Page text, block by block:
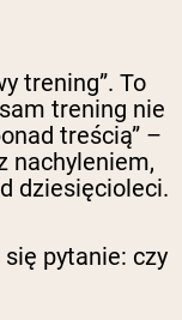
trening”. To
trening nie
treścią” –
nachyleniem,
dziesięcioleci.
pytanie: czy